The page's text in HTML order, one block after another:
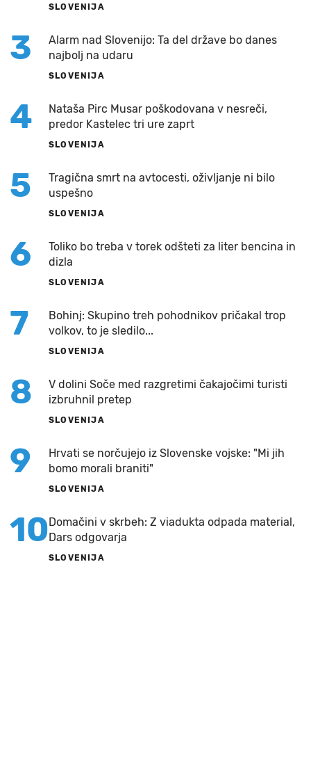
SLOVENIJA
3
Alarm nad Slovenijo: Ta del države bo danes
najbolj na udaru
SLOVENIJA
4
Nataša Pirc Musar poškodovana v nesreči,
predor Kastelec tri ure zaprt
SLOVENIJA
5
Tragična smrt na avtocesti, oživljanje ni bilo
uspešno
SLOVENIJA
6
Toliko bo treba v torek odšteti za liter bencina in
dizla
SLOVENIJA
7
Bohinj: Skupino treh pohodnikov pričakal trop
volkov, to je sledilo...
SLOVENIJA
8
V dolini Soče med razgretimi čakajočimi turisti
izbruhnil pretep
SLOVENIJA
9
Hrvati se norčujejo iz Slovenske vojske: "Mi jih
bomo morali braniti"
SLOVENIJA
10 Domačini v skrbeh: Z viadukta odpada material,
Dars odgovarja
SLOVENIJA